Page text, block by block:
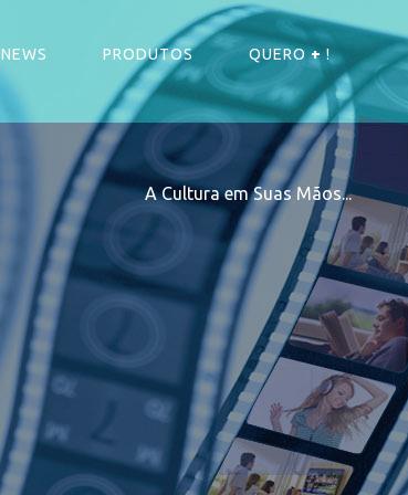
NEWS PRODUTOS QUERO+!
A Cultura em Suas Mãos...